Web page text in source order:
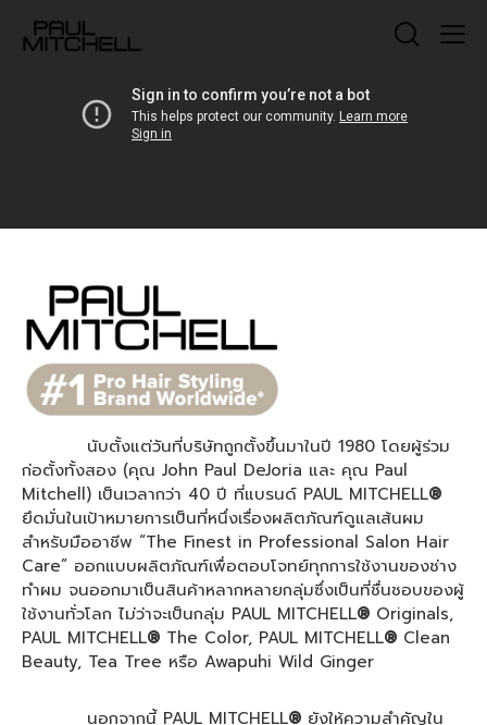
นับตั้งแต่วันที่บริษัทถูกตั้งขึ้นมาในปี 1980 โดยผู้ร่วม
ก่อตั้งทั้งสอง (คุณ John Paul DeJoria และ คุณ Paul
Mitchell) เป็นเวลากว่า 40 ปี ที่แบรนด์ PAUL MITCHELL®
ยึดมั่นในเป้าหมายการเป็นที่หนึ่งเรื่องผลิตภัณฑ์ดูแลเส้นผม
สำหรับมืออาชีพ “The Finest in Professional Salon Hair
Care” ออกแบบผลิตภัณฑ์เพื่อตอบโจทย์ทุกการใช้งานของช่าง
ทำผม จนออกมาเป็นสินค้าหลากหลายกลุ่มซึ่งเป็นที่ชื่นชอบของผู้
ใช้งานทั่วโลก ไม่ว่าจะเป็นกลุ่ม PAUL MITCHELL® Originals,
PAUL MITCHELL® The Color, PAUL MITCHELL® Clean
Beauty, Tea Tree หรือ Awapuhi Wild Ginger
นอกจากนี้ PAUL MITCHELL® ยังให้ความสำคัญใน